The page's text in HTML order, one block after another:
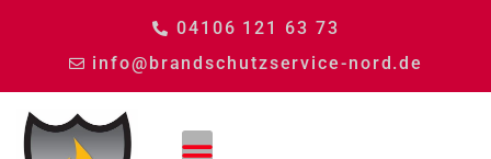
04106 121 63 73
info@brandschutzservice-nord.de